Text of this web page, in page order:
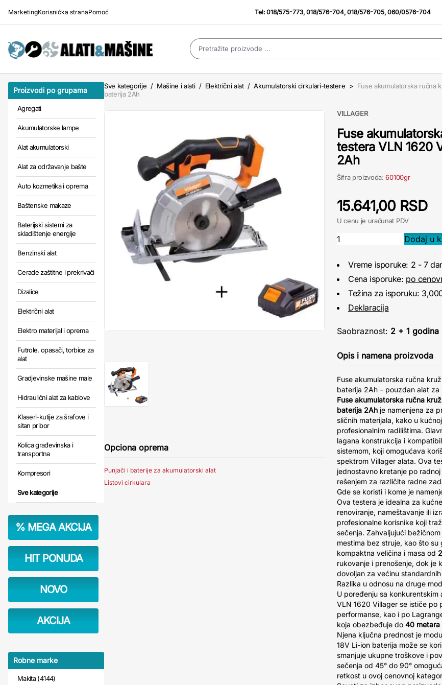
MarketingKorisnička stranaPomoć Tel:018/575-773,018/576-704,018/576-705,060/0576-704
Proizvodi po grupama
Agregati
Akumulatorske lampe
Alat akumulatorski
Alat za održavanje bašte
Auto kozmetika i oprema
Baštenske makaze
Baterijski sistemi za
skladištenje energije
Benzinski alat
Cerade zaštitne i prekrivači
Dizalice
Električni alat
Elektro materijal i oprema
Futrole, opasači, torbice za
alat
Gradjevinske mašine male
Hidraulični alat za kablove
Klaseri-kutije za šrafove i
sitan pribor
Kolica građevinska i
transportna
Kompresori
Sve kategorije
% MEGA AKCIJA
HIT PONUDA
NOVO
AKCIJA
Robne marke
Makita (4144)
Sve kategorije / Mašine i alati / Električni alat / Akumulatorski cirkulari-testere > Fuse akumulatorska ručna
baterija 2Ah
Opciona oprema
Punjači i baterije za akumulatorski alat
Listovi cirkulara
VILLAGER
Fuse
testera VLN 1620
2Ah
Šifra proizvoda:60100gr
15.641,00 RSD
U cenu je uračunat PDV
Vreme isporuke: 2 - 7
Cena isporuke: po
Težina za isporuku:
Deklaracija
Saobraznost: 2 + 1
Opis i namena proizvoda
Fuse akumulatorska ručna
baterija 2Ah – pouzdan alat
Fuse akumulatorska ručna
baterija 2Ah je namenjena za
sličnih materijala, kako u
profesionalnim radilištima.
lagana konstrukcija i
sistemom, koji omogućava
spektrom Villager alata. Ova
jednostavno kretanje po
rešenjem za različite radne
Gde se koristi i kome je
Ova testera je idealna za
renoviranje, nameštavanje ili
profesionalne korisnike koji
sečenja. Zahvaljujući
mestima bez struje, kao što
kompaktna veličina i masa od
rukovanje i prenošenje, dok je
dovoljan za većinu
Razlika u odnosu na druge
U poređenju sa konkurentskim
VLN 1620 Villager se ističe po
performanse, kao i po
koja obezbeđuje do 40 metara
Njena ključna prednost je
18V Li-ion baterija može se
smanjuje ukupne troškove i
sečenja od 45° do 90°
retkost u ovoj cenovnoj